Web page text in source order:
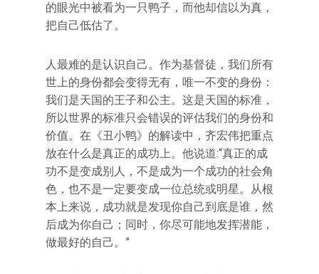
的眼光中被看为一只鸭子，而他却信以为真，
把自己低估了。
人最难的是认识自己。作为基督徒，我们所有
世上的身份都会变得无有，唯一不变的身份：
我们是天国的王子和公主。这是天国的标准，
所以世界的标准只会错误的评估我们的身份和
价值。在《丑小鸭》的解读中，齐宏伟把重点
放在什么是真正的成功上。他说道:“真正的成
功不是变成别人，不是成为一个成功的社会角
色，也不是一定要变成一位总统或明星。从根
本上来说，成功就是发现你自己到底是谁，然
后成为你自己；同时，你尽可能地发挥潜能，
做最好的自己。”